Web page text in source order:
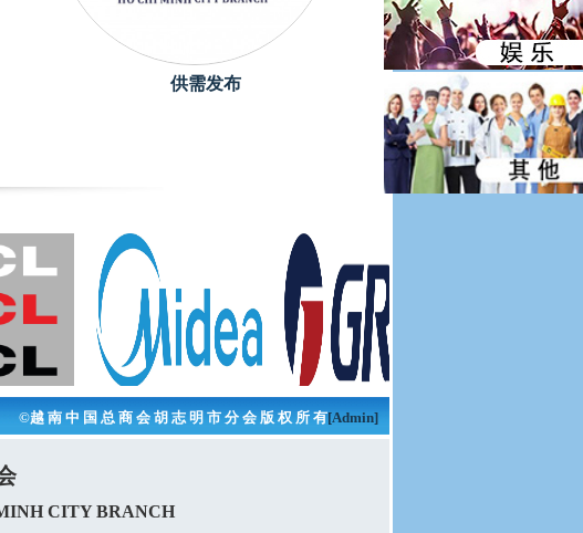
供需发布
©越 南 中 国 总 商 会 胡 志 明 市 分 会 版 权 所 有[Admin]
CITY BRANCH